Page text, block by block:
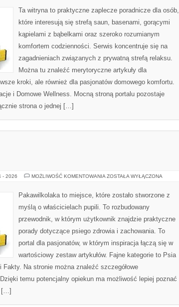
Ta witryna to praktyczne zaplecze poradnicze dla osób,
które interesują się strefą saun, basenami, gorącymi
kąpielami z bąbelkami oraz szeroko rozumianym
komfortem codzienności. Serwis koncentruje się na
zagadnieniach związanych z prywatną strefą relaksu.
Można tu znaleźć merytoryczne artykuły dla
kroki, ale również dla pasjonatów domowego komfortu.
i Domowe Wellness. Mocną stroną portalu pozostaje
strona o jednej […]
- 2026 MOŻLIWOŚĆ KOMENTOWANIA RASY
ZOSTAŁA WYŁĄCZONA
Pakawilkolaka to miejsce, które zostało stworzone z
myślą o właścicielach pupili. To rozbudowany
przewodnik, w którym użytkownik znajdzie praktyczne
porady dotyczące psiego zdrowia i zachowania. To
portal dla pasjonatów, w którym inspiracja łączą się w
wartościowy zestaw artykułów. Fajne kategorie to Psia
Na stronie można znaleźć szczegółowe
temu potencjalny opiekun ma możliwość lepiej poznać
[…]